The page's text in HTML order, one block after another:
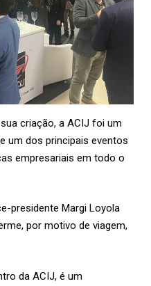
criação, a ACIJ foi um
um dos principais eventos
empresariais em todo o
presidente Margi Loyola
por motivo de viagem,
da ACIJ, é um